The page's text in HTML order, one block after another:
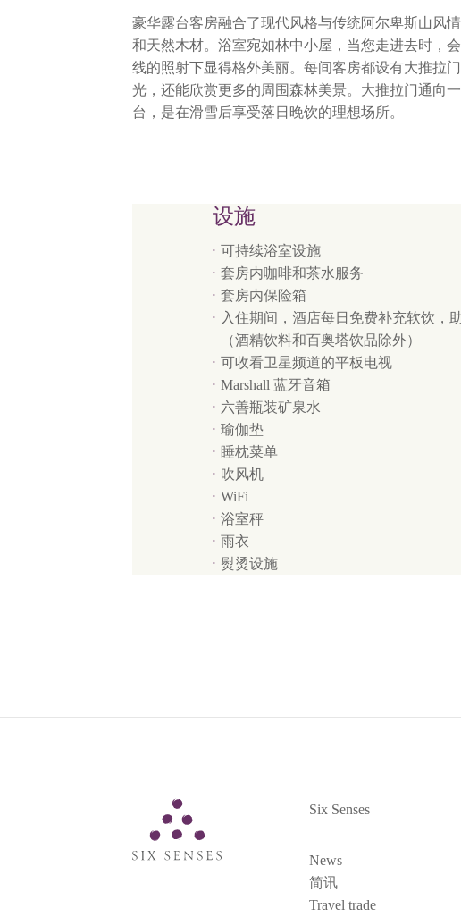
豪华露台客房融合了现代风格与传统阿尔卑斯山风
和天然木材。浴室宛如林中小屋，当您走进去时，
线的照射下显得格外美丽。每间客房都设有大推拉
光，还能欣赏更多的周围森林美景。大推拉门通向
台，是在滑雪后享受落日晚饮的理想场所。
设施
可持续浴室设施
套房内咖啡和茶水服务
套房内保险箱
入住期间，酒店每日免费补充软饮，
（酒精饮料和百奥塔饮品除外）
可收看卫星频道的平板电视
Marshall 蓝牙音箱
六善瓶装矿泉水
瑜伽垫
睡枕菜单
吹风机
WiFi
浴室秤
雨衣
熨烫设施
Six Senses
News
简讯
Travel trade